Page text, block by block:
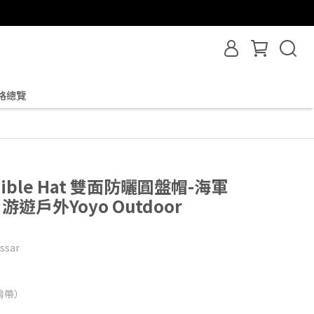
總覽
Hat 雙面防曬圓盤帽-海軍
遊戶外Yoyo Outdoor
）